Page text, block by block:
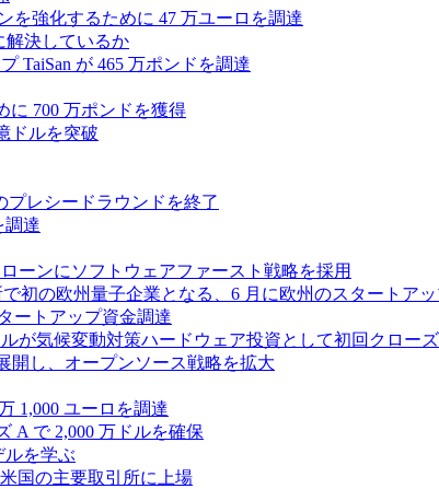
を強化するために 47 万ユーロを調達
解決しているか
TaiSan が 465 万ポンドを調達
に 700 万ポンドを獲得
ドルを突破
プレシードラウンドを終了
調達
ーンにソフトウェアファースト戦略を採用
初の欧州量子企業となる、6 月に欧州のスタートア
ートアップ資金調達
が気候変動対策ハードウェア投資として初回クロー
開し、オープンソース戦略を拡大
1,000 ユーロを調達
A で 2,000 万ドルを確保
ルを学ぶ
国の主要取引所に上場